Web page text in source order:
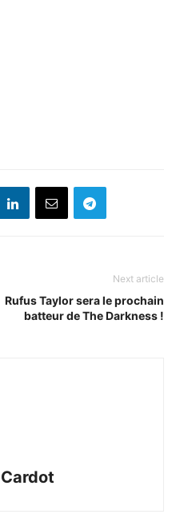
Next article
Rufus Taylor sera le prochain
batteur de The Darkness !